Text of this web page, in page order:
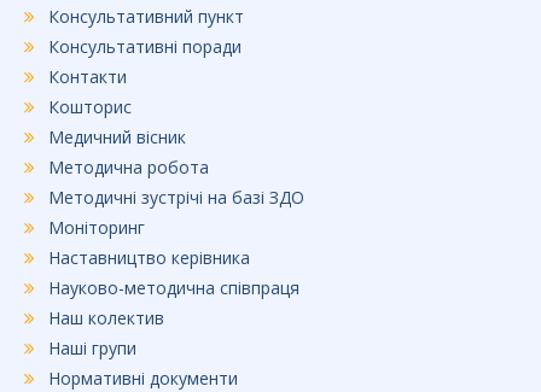
Консультативний пункт
Консультативні поради
Контакти
Кошторис
Медичний вісник
Методична робота
Методичні зустрічі на базі ЗДО
Моніторинг
Наставництво керівника
Науково-методична співпраця
Наш колектив
Наші групи
Нормативні документи